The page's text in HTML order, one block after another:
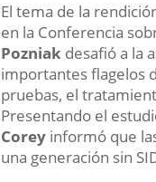
El tema de la
en la Conferencia
Pozniak desafió a la
importantes flagelos
pruebas, el
Presentando el
Corey informó que
una generación sin